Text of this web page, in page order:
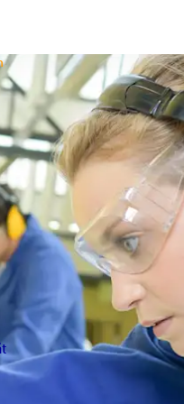
Navigation schließen
Navigation schließen